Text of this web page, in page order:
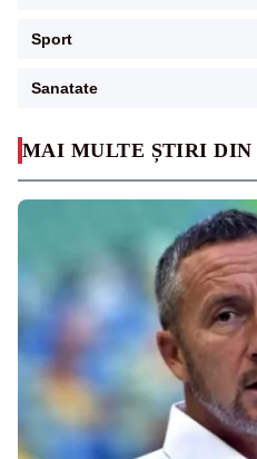
MAI MULTE ȘTIRI DIN
Sport
Sanatate